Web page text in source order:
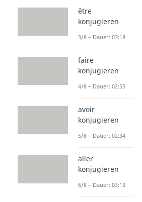
être
konjugieren
3/8 – Dauer: 03:18
faire
konjugieren
4/8 – Dauer: 02:55
avoir
konjugieren
5/8 – Dauer: 02:34
aller
konjugieren
6/8 – Dauer: 03:13